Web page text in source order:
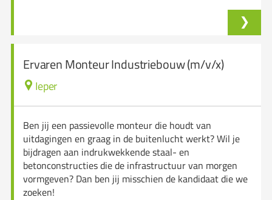
Ervaren Monteur Industriebouw (m/v/x)
Ieper
Ben jij een passievolle monteur die houdt van
uitdagingen en graag in de buitenlucht werkt? Wil je
bijdragen aan indrukwekkende staal- en
betonconstructies die de infrastructuur van morgen
vormgeven? Dan ben jij misschien de kandidaat die we
zoeken!